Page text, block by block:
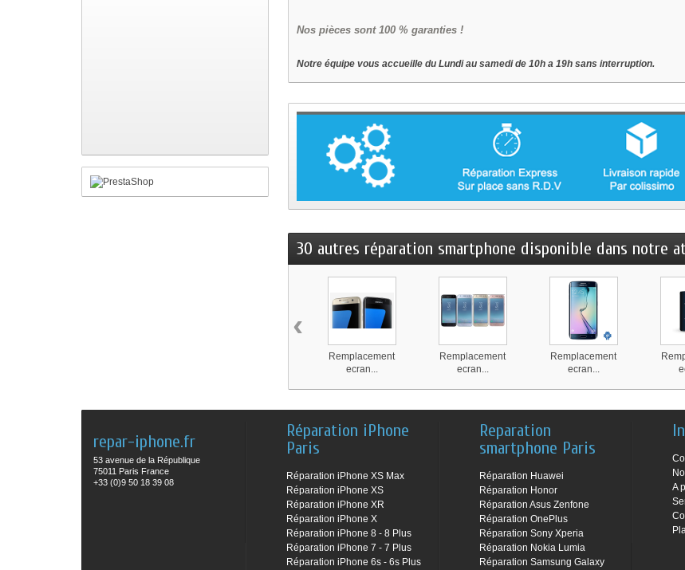
Nospièces sont 100 % garanties !
Notre équipe vous accueille du Lundi au samedi de 10h a 19h sans interruption.
30 autres réparation smartphone disponible dans notre
Remplacement
ecran...
Remplacement
ecran...
Remplacement
ecran...
‹
repar-iphone.fr
53 avenue de la République
75011 Paris France
+33 (0)9 50 18 39 08
Réparation iPhone
Paris
Réparation iPhone XS Max
Réparation iPhone XS
Réparation iPhone XR
Réparation iPhone X
Réparation iPhone 8 - 8 Plus
Réparation iPhone 7 - 7 Plus
Réparation iPhone 6s - 6s Plus
Reparation
smartphone Paris
Réparation Huawei
Réparation Honor
Réparation Asus Zenfone
Réparation OnePlus
Réparation Sony Xperia
Réparation Nokia Lumia
Réparation Samsung Galaxy
A